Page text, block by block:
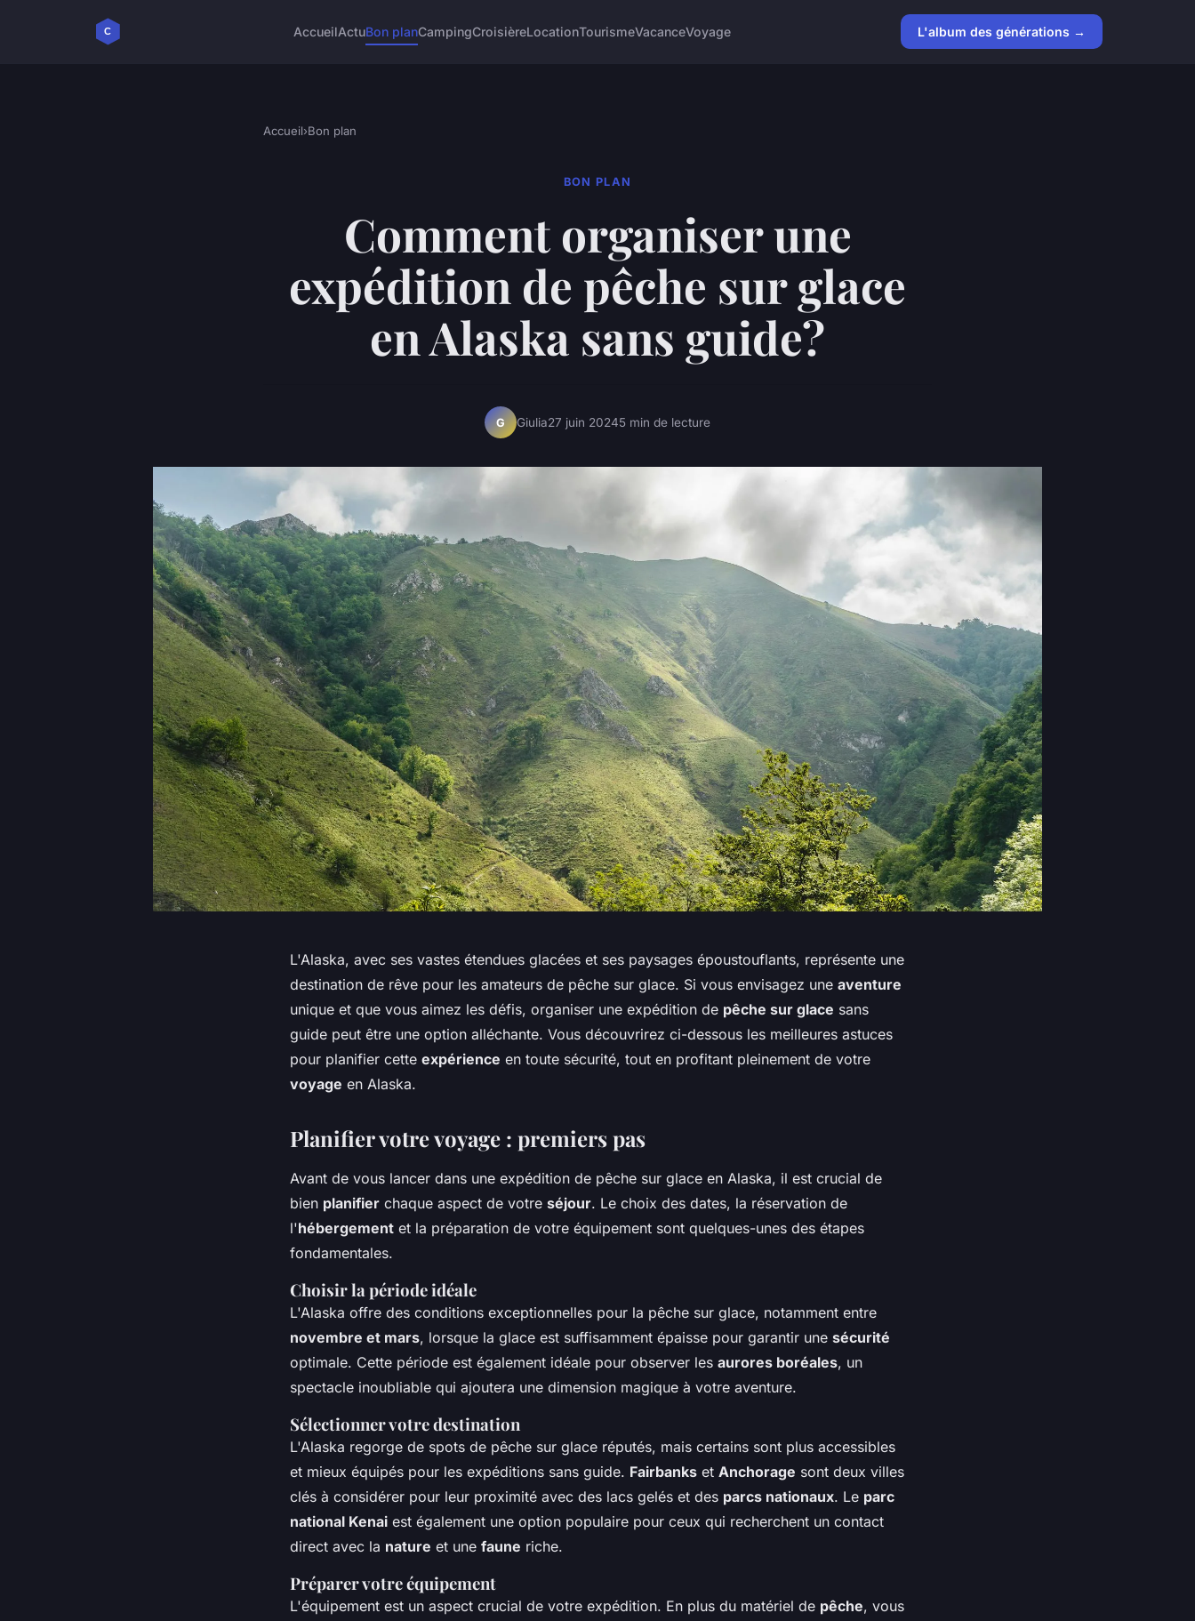
AccueilActuBon planCampingCroisièreLocationTourismeVacanceVoyage L'album des générations →
Accueil›Bon plan
BON PLAN
Comment organiser une
expédition de pêche sur glace
en Alaska sans guide?
G Giulia27 juin 20245 min de lecture
L'Alaska, avec ses vastes étendues glacées et ses paysages époustouflants, représente une
destination de rêve pour les amateurs de pêche sur glace. Si vous envisagez une aventure
unique et que vous aimez les défis, organiser une expédition de pêche sur glace sans
guide peut être une option alléchante. Vous découvrirez ci-dessous les meilleures astuces
pour planifier cette expérience en toute sécurité, tout en profitant pleinement de votre
voyage en Alaska.
Planifier votre voyage : premiers pas
Avant de vous lancer dans une expédition de pêche sur glace en Alaska, il est crucial de
bien planifier chaque aspect de votre séjour. Le choix des dates, la réservation de
l'hébergement et la préparation de votre équipement sont quelques-unes des étapes
fondamentales.
Choisir la période idéale
L'Alaska offre des conditions exceptionnelles pour la pêche sur glace, notamment entre
novembre et mars, lorsque la glace est suffisamment épaisse pour garantir une sécurité
optimale. Cette période est également idéale pour observer les aurores boréales, un
spectacle inoubliable qui ajoutera une dimension magique à votre aventure.
Sélectionner votre destination
L'Alaska regorge de spots de pêche sur glace réputés, mais certains sont plus accessibles
et mieux équipés pour les expéditions sans guide. Fairbanks et Anchorage sont deux villes
clés à considérer pour leur proximité avec des lacs gelés et des parcs nationaux. Le parc
national Kenai est également une option populaire pour ceux qui recherchent un contact
direct avec la nature et une faune riche.
Préparer votre équipement
L'équipement est un aspect crucial de votre expédition. En plus du matériel de pêche, vous